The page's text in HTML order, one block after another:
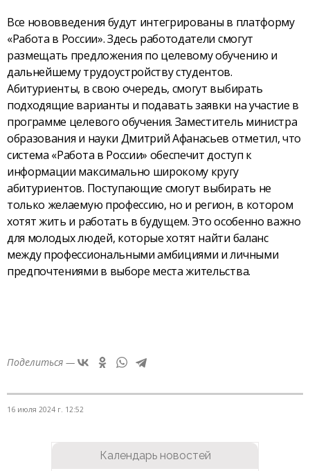
Все нововведения будут интегрированы в платформу
«Работа в России». Здесь работодатели смогут
размещать предложения по целевому обучению и
дальнейшему трудоустройству студентов.
Абитуриенты, в свою очередь, смогут выбирать
подходящие варианты и подавать заявки на участие в
программе целевого обучения. Заместитель министра
образования и науки Дмитрий Афанасьев отметил, что
система «Работа в России» обеспечит доступ к
информации максимально широкому кругу
абитуриентов. Поступающие смогут выбирать не
только желаемую профессию, но и регион, в котором
хотят жить и работать в будущем. Это особенно важно
для молодых людей, которые хотят найти баланс
между профессиональными амбициями и личными
предпочтениями в выборе места жительства.
Поделиться —
16 июля 2024 г. 12:52
Календарь новостей